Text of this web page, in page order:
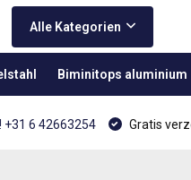
Alle Kategorien
Biminitops aluminium
+31 6 42663254 Gratis